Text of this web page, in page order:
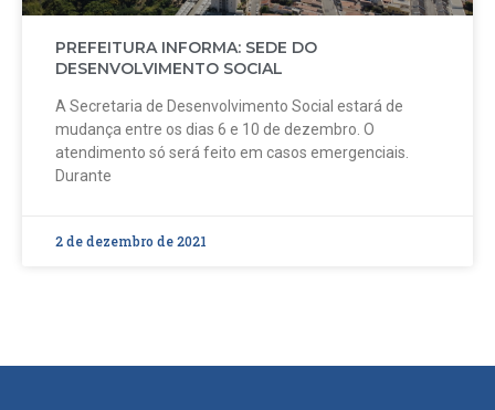
PREFEITURA INFORMA: SEDE DO
DESENVOLVIMENTO SOCIAL
A Secretaria de Desenvolvimento Social estará de
mudança entre os dias 6 e 10 de dezembro. O
atendimento só será feito em casos emergenciais.
Durante
2 de dezembro de 2021